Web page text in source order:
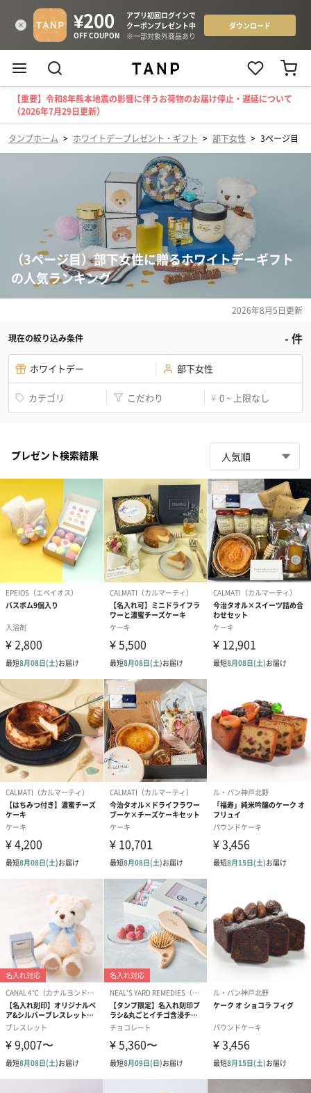
【重要】令和8年熊本地震の影響に伴うお荷物のお届け停止・遅延について
（2026年7月29日更新）
タンプホーム > ホワイトデープレゼント・ギフト > 部下女性 > 3ページ目
（3ページ目）部下女性に贈るホワイトデーギフト
の人気ランキング
2026年8月5日更新
現在の絞り込み条件 -件
ホワイトデー 部下女性
カテゴリ こだわり ¥ 0 ~ 上限なし
プレゼント検索結果